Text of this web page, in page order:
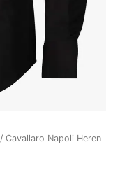
/ Cavallaro Napoli Heren